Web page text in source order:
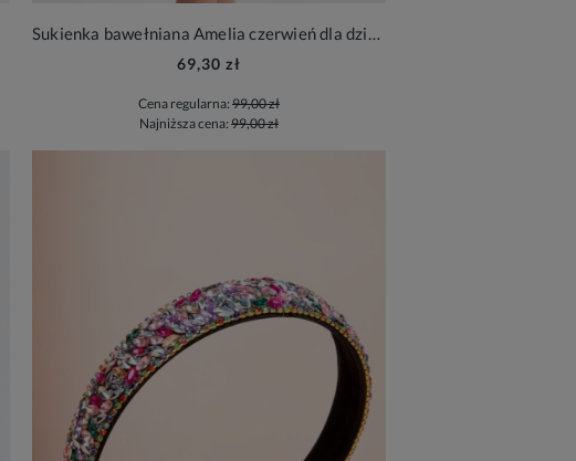
Sukienka bawełniana Amelia czerwień dla dziewczynki
69,30 zł
Cena regularna: 99,00 zł
Najniższa cena: 99,00 zł